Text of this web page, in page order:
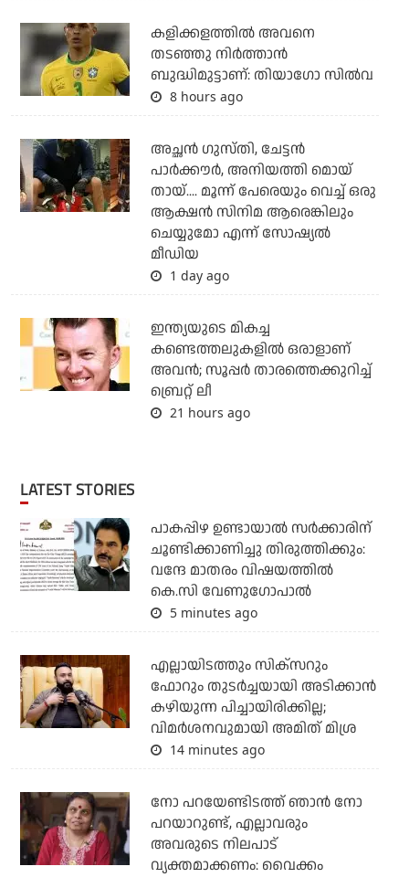
കളിക്കളത്തില്‍ അവനെ
തടഞ്ഞു നിര്‍ത്താന്‍
ബുദ്ധിമുട്ടാണ്: തിയാഗോ സില്‍വ
8 hours ago
അച്ഛന്‍ ഗുസ്തി, ചേട്ടന്‍
പാര്‍ക്കൗര്‍, അനിയത്തി മൊയ്
തായ്.... മൂന്ന് പേരെയും വെച്ച് ഒരു
ആക്ഷന്‍ സിനിമ ആരെങ്കിലും
ചെയ്യുമോ എന്ന് സോഷ്യല്‍
മീഡിയ
1 day ago
ഇന്ത്യയുടെ മികച്ച
കണ്ടെത്തലുകളില്‍ ഒരാളാണ്
അവന്‍; സൂപ്പര്‍ താരത്തെക്കുറിച്ച്
ബ്രെറ്റ് ലീ
21 hours ago
LATEST STORIES
പാകപ്പിഴ ഉണ്ടായാല്‍ സര്‍ക്കാരിന്
ചൂണ്ടിക്കാണിച്ചു തിരുത്തിക്കും:
വന്ദേ മാതരം വിഷയത്തില്‍
കെ.സി വേണുഗോപാല്‍
5 minutes ago
എല്ലായിടത്തും സിക്‌സറും
ഫോറും തുടര്‍ച്ചയായി അടിക്കാന്‍
കഴിയുന്ന പിച്ചായിരിക്കില്ല;
വിമര്‍ശനവുമായി അമിത് മിശ്ര
14 minutes ago
നോ പറയേണ്ടിടത്ത് ഞാൻ നോ
പറയാറുണ്ട്, എല്ലാവരും
അവരുടെ നിലപാട്
വ്യക്തമാക്കണം: വൈക്കം